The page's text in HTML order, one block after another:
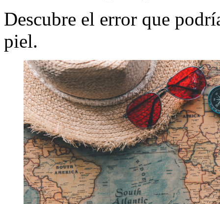
Descubre el error que
piel.